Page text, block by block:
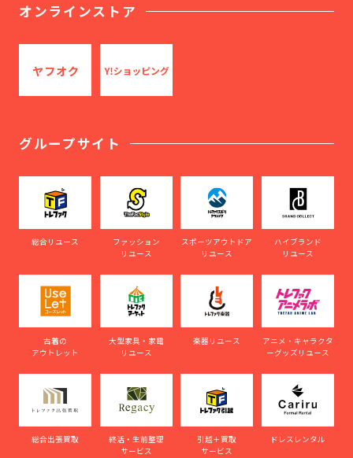
オンラインストア
グループサイト
総合リユース
ファッション
リユース
スポーツアウトドア
リユース
ハイブランド
リユース
古着の
アウトレット
大型家具・家電
リユース
楽器リユース
アニメ・キャラクタ
ーグッズリユース
総合出張買取
終活・生前整理
サービス
引越＋買取
サービス
ドレスレンタル